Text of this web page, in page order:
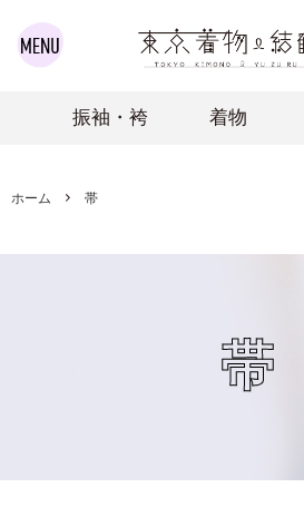
振袖・袴 着物
ホーム 帯
帯